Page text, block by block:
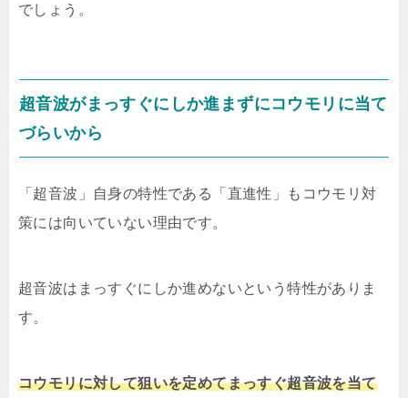
でしょう。
超音波がまっすぐにしか進まずにコウモリに当て
づらいから
「超音波」自身の特性である「直進性」もコウモリ対
策には向いていない理由です。
超音波はまっすぐにしか進めないという特性がありま
す。
コウモリに対して狙いを定めてまっすぐ超音波を当て